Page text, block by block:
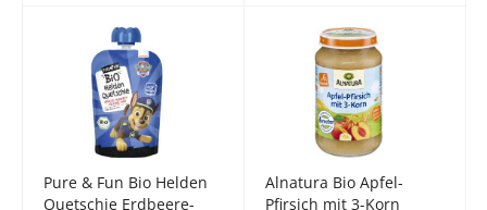
Pure & Fun Bio Helden
Quetschie Erdbeere-
Alnatura Bio Apfel-
Pfirsich mit 3-Korn